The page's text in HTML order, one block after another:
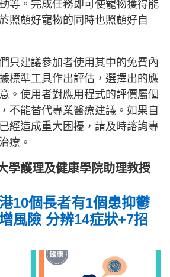
等。完成任務即可使寵物獲得能
照顧好寵物的同時也照顧好自
只建議參加者使用其中的免費內
標準工具作出評估，選擇出的應
。使用者對應用程式的評價屬個
不能替代專業醫療建議。如果自
經造成重大困擾，請及時諮詢專
療。
學護理及健康學院助理教授
10個長者有1個患抑鬱
風險 分辨14症狀+7招